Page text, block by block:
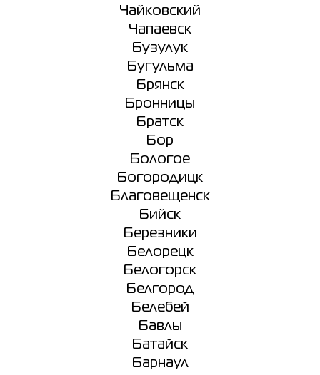
Чайковский
Чапаевск
Бузулук
Бугульма
Брянск
Бронницы
Братск
Бор
Бологое
Богородицк
Благовещенск
Бийск
Березники
Белорецк
Белогорск
Белгород
Белебей
Бавлы
Батайск
Барнаул